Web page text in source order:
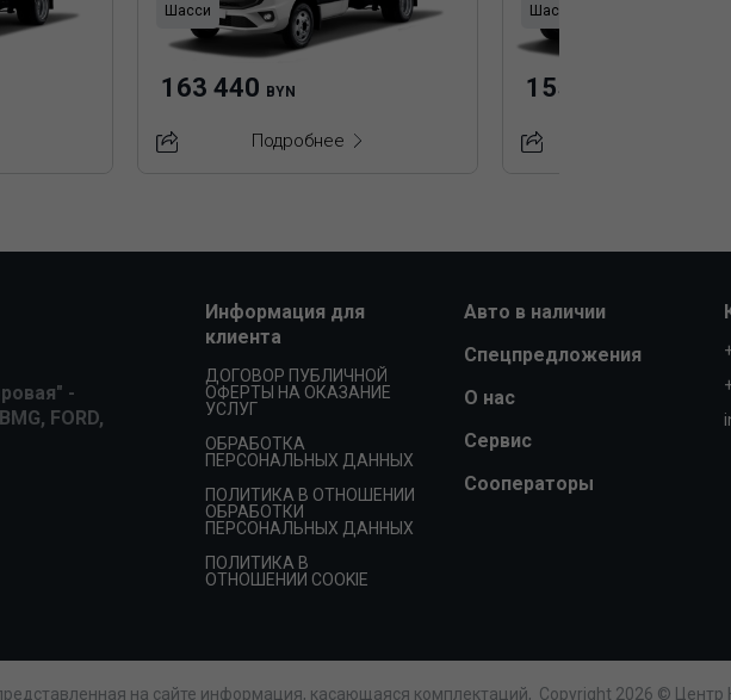
Шасси
163 440 BYN
Подробнее
Шасси
155 150
-
FORD,
Информация для
клиента
ДОГОВОР ПУБЛИЧНОЙ
ОФЕРТЫ НА ОКАЗАНИЕ
УСЛУГ
ОБРАБОТКА
ПЕРСОНАЛЬНЫХ ДАННЫХ
ПОЛИТИКА В ОТНОШЕНИИ
ОБРАБОТКИ
ПЕРСОНАЛЬНЫХ ДАННЫХ
ПОЛИТИКА В
ОТНОШЕНИИ COOKIE
Авто в наличии
Спецпредложения
О нас
Сервис
Сооператоры
на сайте информация, касающаяся комплектаций, Copyright 2026 © Центр